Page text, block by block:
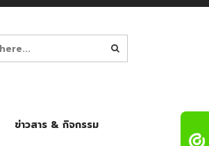
ข่าวสาร & กิจกรรม